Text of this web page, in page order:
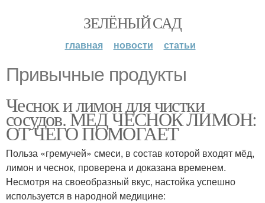
ЗЕЛЁНЫЙ САД
главная новости статьи
Привычные продукты
Чеснок и лимон для чистки
сосудов. МЕД ЧЕСНОК ЛИМОН:
ОТ ЧЕГО ПОМОГАЕТ
Польза «гремучей» смеси, в состав которой входят мёд,
лимон и чеснок, проверена и доказана временем.
Несмотря на своеобразный вкус, настойка успешно
используется в народной медицине: